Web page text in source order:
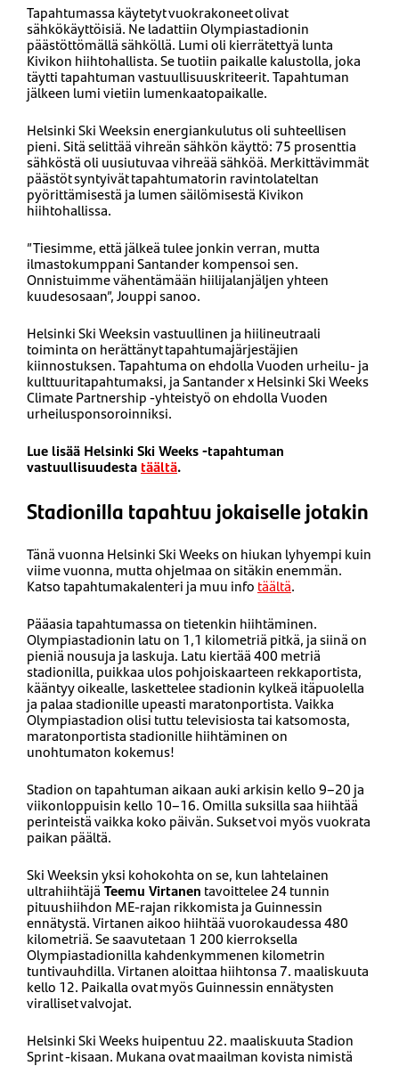
Tapahtumassa käytetyt vuokrakoneet olivat
sähkökäyttöisiä. Ne ladattiin Olympiastadionin
päästöttömällä sähköllä. Lumi oli kierrätettyä lunta
Kivikon hiihtohallista. Se tuotiin paikalle kalustolla, joka
täytti tapahtuman vastuullisuuskriteerit. Tapahtuman
jälkeen lumi vietiin lumenkaatopaikalle.
Helsinki Ski Weeksin energiankulutus oli suhteellisen
pieni. Sitä selittää vihreän sähkön käyttö: 75 prosenttia
sähköstä oli uusiutuvaa vihreää sähköä. Merkittävimmät
päästöt syntyivät tapahtumatorin ravintolateltan
pyörittämisestä ja lumen säilömisestä Kivikon
hiihtohallissa.
”Tiesimme, että jälkeä tulee jonkin verran, mutta
ilmastokumppani Santander kompensoi sen.
Onnistuimme vähentämään hiilijalanjäljen yhteen
kuudesosaan”, Jouppi sanoo.
Helsinki Ski Weeksin vastuullinen ja hiilineutraali
toiminta on herättänyt tapahtumajärjestäjien
kiinnostuksen. Tapahtuma on ehdolla Vuoden urheilu- ja
kulttuuritapahtumaksi, ja Santander x Helsinki Ski Weeks
Climate Partnership -yhteistyö on ehdolla Vuoden
urheilusponsoroinniksi.
Lue lisää Helsinki Ski Weeks -tapahtuman
vastuullisuudesta täältä.
Stadionilla tapahtuu jokaiselle jotakin
Tänä vuonna Helsinki Ski Weeks on hiukan lyhyempi kuin
viime vuonna, mutta ohjelmaa on sitäkin enemmän.
Katso tapahtumakalenteri ja muu info täältä.
Pääasia tapahtumassa on tietenkin hiihtäminen.
Olympiastadionin latu on 1,1 kilometriä pitkä, ja siinä on
pieniä nousuja ja laskuja. Latu kiertää 400 metriä
stadionilla, puikkaa ulos pohjoiskaarteen rekkaportista,
kääntyy oikealle, laskettelee stadionin kylkeä itäpuolella
ja palaa stadionille upeasti maratonportista. Vaikka
Olympiastadion olisi tuttu televisiosta tai katsomosta,
maratonportista stadionille hiihtäminen on
unohtumaton kokemus!
Stadion on tapahtuman aikaan auki arkisin kello 9–20 ja
viikonloppuisin kello 10–16. Omilla suksilla saa hiihtää
perinteistä vaikka koko päivän. Sukset voi myös vuokrata
paikan päältä.
Ski Weeksin yksi kohokohta on se, kun lahtelainen
ultrahiihtäjäTeemu Virtanen tavoittelee 24 tunnin
pituushiihdon ME-rajan rikkomista ja Guinnessin
ennätystä. Virtanen aikoo hiihtää vuorokaudessa 480
kilometriä. Se saavutetaan 1 200 kierroksella
Olympiastadionilla kahdenkymmenen kilometrin
tuntivauhdilla. Virtanen aloittaa hiihtonsa 7. maaliskuuta
kello 12. Paikalla ovat myös Guinnessin ennätysten
viralliset valvojat.
Helsinki Ski Weeks huipentuu 22. maaliskuuta Stadion
Sprint -kisaan. Mukana ovat maailman kovista nimistä